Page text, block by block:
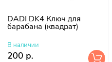
DADI DK4 Ключ для
барабана (квадрат)
В наличии
200 р.